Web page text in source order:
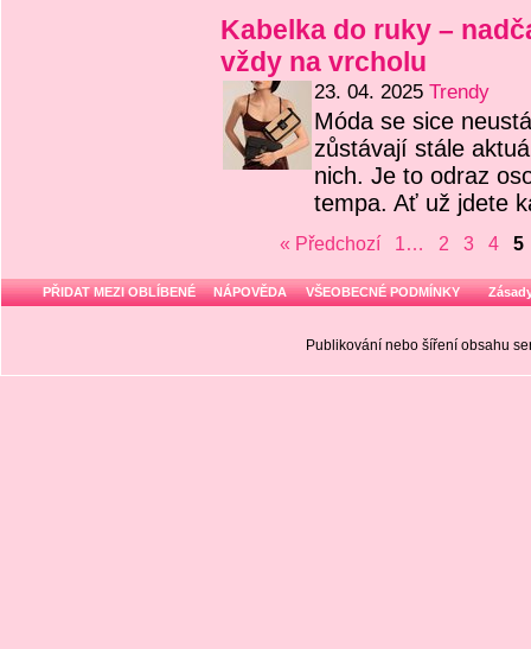
Kabelka do ruky –
vždy na vrcholu
23. 04. 2025 Trendy
Móda se sice
zůstávají stále
nich. Je to odraz
tempa. Ať už jdete
« Předchozí 1… 2 3 4 5
PŘIDAT MEZI OBLÍBENÉ NÁPOVĚDA VŠEOBECNÉ PODMÍNKY
Publikování nebo šíření obsahu